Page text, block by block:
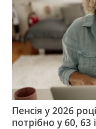
Пенсія у 2026
потрібно у 60, 63